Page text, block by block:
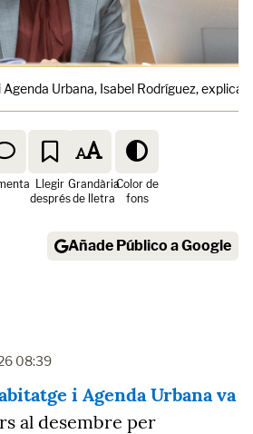
Urbana, Isabel Rodríguez, explica
Llegir
després
Grandària
de lletra
Color de
fons
Añade Público a Google
08:39
i Agenda Urbana va
al desembre per